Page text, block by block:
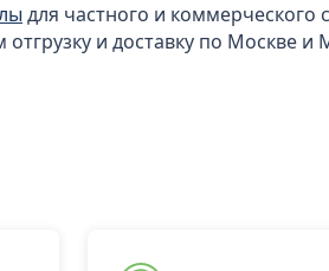
для частного и
и доставку по Москве и